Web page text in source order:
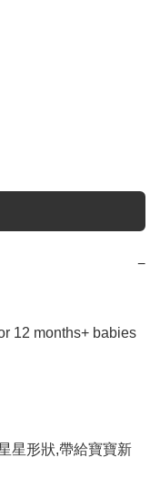
−
12 months+ babies
星形狀,帶給寶寶新